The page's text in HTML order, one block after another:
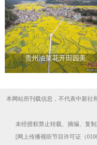
贵州油菜花开田园美
本网站所刊载信息，不代表中新社
未经授权禁止转载、摘编、复
[网上传播视听节目许可证（